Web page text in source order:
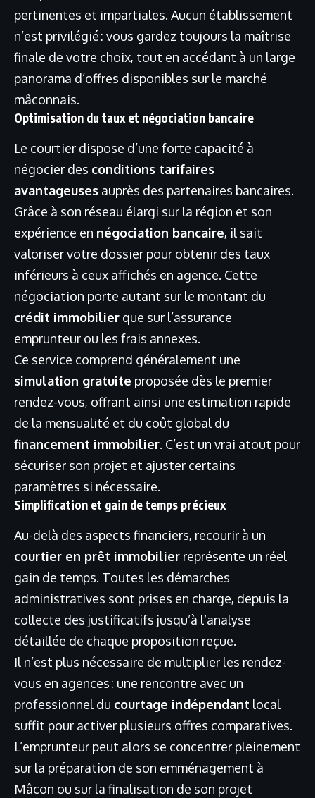
pertinentes et impartiales. Aucun établissement
n’est privilégié : vous gardez toujours la maîtrise
finale de votre choix, tout en accédant à un large
panorama d’offres disponibles sur le marché
mâconnais.
Optimisation du taux et négociation bancaire
Le courtier dispose d’une forte capacité à
négocier des conditions tarifaires
avantageuses auprès des partenaires bancaires.
Grâce à son réseau élargi sur la région et son
expérience en négociation bancaire, il sait
valoriser votre dossier pour obtenir des taux
inférieurs à ceux affichés en agence. Cette
négociation porte autant sur le montant du
crédit immobilier que sur l’assurance
emprunteur ou les frais annexes.
Ce service comprend généralement une
simulation gratuite proposée dès le premier
rendez-vous, offrant ainsi une estimation rapide
de la mensualité et du coût global du
financement immobilier. C’est un vrai atout pour
sécuriser son projet et ajuster certains
paramètres si nécessaire.
Simplification et gain de temps précieux
Au-delà des aspects financiers, recourir à un
courtier en prêt immobilier représente un réel
gain de temps. Toutes les démarches
administratives sont prises en charge, depuis la
collecte des justificatifs jusqu’à l’analyse
détaillée de chaque proposition reçue.
Il n’est plus nécessaire de multiplier les rendez-
vous en agences : une rencontre avec un
professionnel du courtage indépendant local
suffit pour activer plusieurs offres comparatives.
L’emprunteur peut alors se concentrer pleinement
sur la préparation de son emménagement à
Mâcon ou sur la finalisation de son projet